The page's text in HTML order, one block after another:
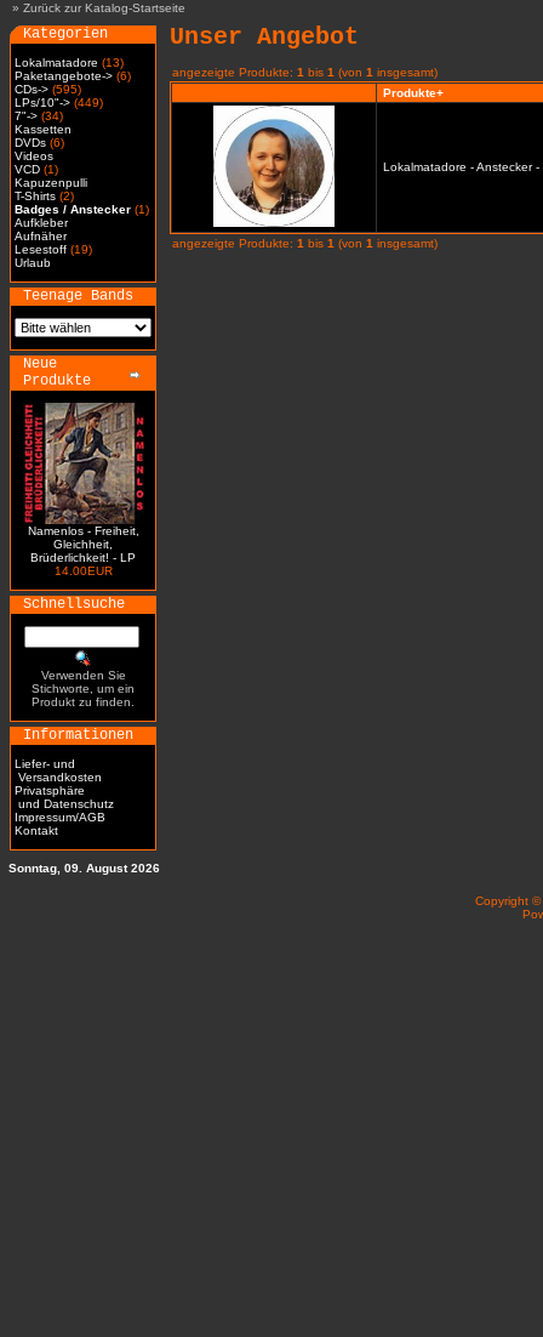
» Zurück zur Katalog-Startseite
Kategorien
Lokalmatadore (13)
Paketangebote-> (6)
CDs-> (595)
LPs/10"-> (449)
7"-> (34)
Kassetten
DVDs (6)
Videos
VCD (1)
Kapuzenpulli
T-Shirts (2)
Badges / Anstecker (1)
Aufkleber
Aufnäher
Lesestoff (19)
Urlaub
Teenage Bands
Neue
Produkte
Namenlos - Freiheit,
Gleichheit,
Brüderlichkeit! - LP
14.00EUR
Schnellsuche
Verwenden Sie
Stichworte, um ein
Produkt zu finden.
Informationen
Liefer- und
Versandkosten
Privatsphäre
und Datenschutz
Impressum/AGB
Kontakt
Unser Angebot
angezeigte Produkte: 1 bis 1 (von 1 insgesamt)
Produkte+
Lokalmatadore - Anstecker -
angezeigte Produkte: 1 bis 1 (von 1 insgesamt)
Sonntag, 09. August 2026
Copyright